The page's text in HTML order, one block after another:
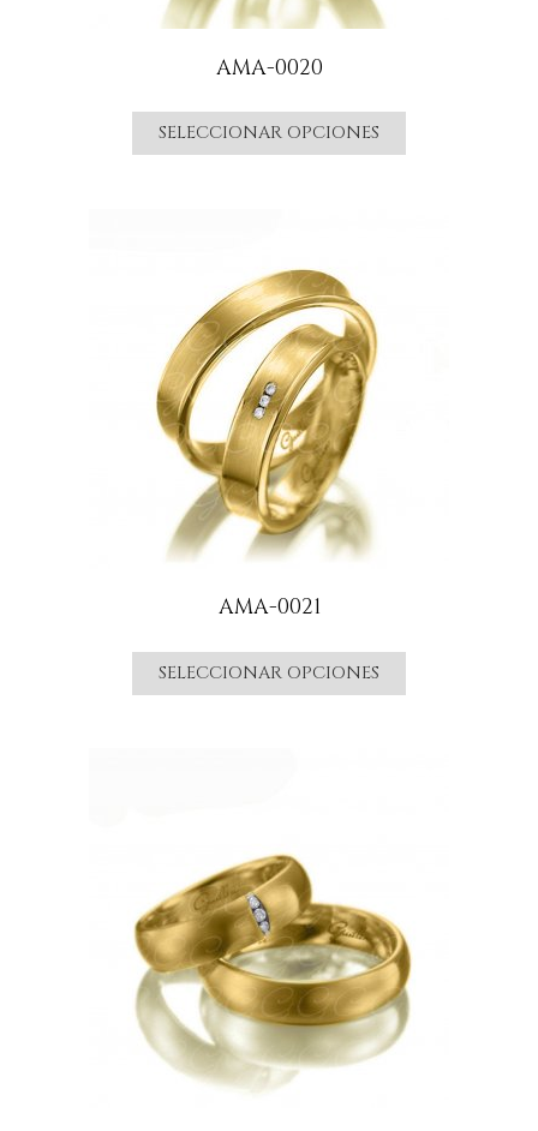
AMA-0020
SELECCIONAR OPCIONES
AMA-0021
SELECCIONAR OPCIONES